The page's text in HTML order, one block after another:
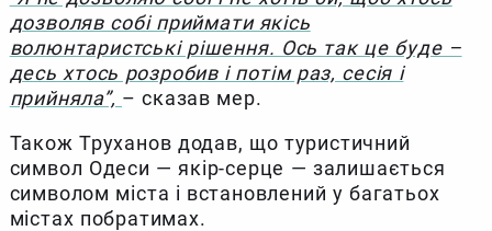
дозволяв собі приймати якісь
волюнтаристські рішення. Ось так це буде –
десь хтось розробив і потім раз, сесія і
прийняла”, – сказав мер.
Також Труханов додав, що туристичний
символ Одеси — якір-серце — залишається
символом міста і встановлений у багатьох
містах побратимах.